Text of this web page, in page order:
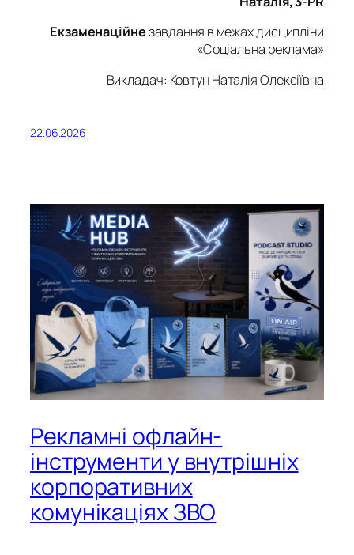
Екзаменаційнезавдання в межах дисципліни
«Соціальна реклама»
Викладач: Ковтун Наталія Олексіївна
22.06.2026
Рекламні офлайн-
інструменти у внутрішніх
корпоративних
комунікаціях ЗВО